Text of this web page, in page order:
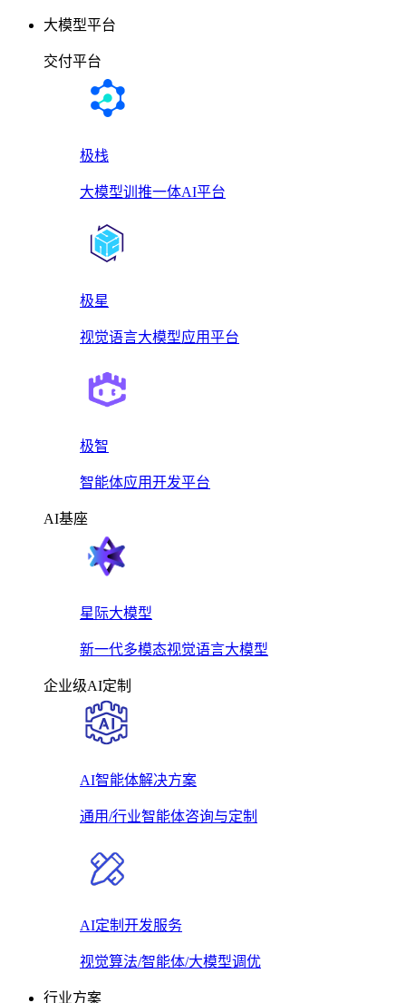
大模型平台
交付平台
极栈
大模型训推一体AI平台
极星
视觉语言大模型应用平台
极智
智能体应用开发平台
AI基座
星际大模型
新一代多模态视觉语言大模型
企业级AI定制
AI智能体解决方案
通用/行业智能体咨询与定制
AI定制开发服务
视觉算法/智能体/大模型调优
行业方案